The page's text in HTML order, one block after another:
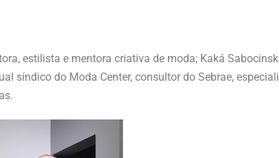
estilista e mentora criativa de moda; Kaká
síndico do Moda Center, consultor do Sebrae,